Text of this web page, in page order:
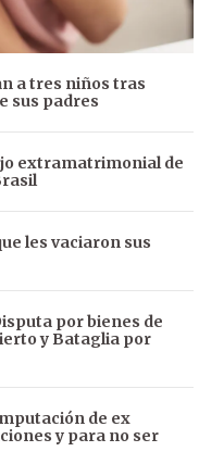
a tres niños tras
sus padres
extramatrimonial de
les vaciaron sus
por bienes de
y Bataglia por
de ex
y para no ser